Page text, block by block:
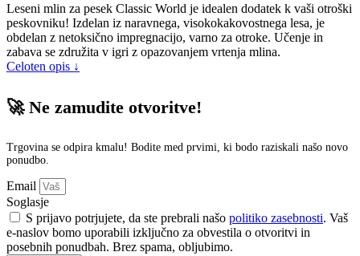
Leseni mlin za pesek Classic World je idealen dodatek k vaši otroški
peskovniku! Izdelan iz naravnega, visokokakovostnega lesa, je
obdelan z netoksično impregnacijo, varno za otroke. Učenje in
zabava se združita v igri z opazovanjem vrtenja mlina.
Celoten opis ↓
🚀 Ne zamudite otvoritve!
Trgovina se odpira kmalu! Bodite med prvimi, ki bodo raziskali našo novo
ponudbo.
Email
Soglasje
S prijavo potrjujete, da ste prebrali našo politiko zasebnosti. Vaš
e-naslov bomo uporabili izključno za obvestila o otvoritvi in
posebnih ponudbah. Brez spama, obljubimo.